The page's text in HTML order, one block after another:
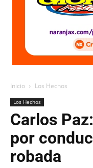
Inicio Los Hechos
Los Hechos
Carlos
por
robada